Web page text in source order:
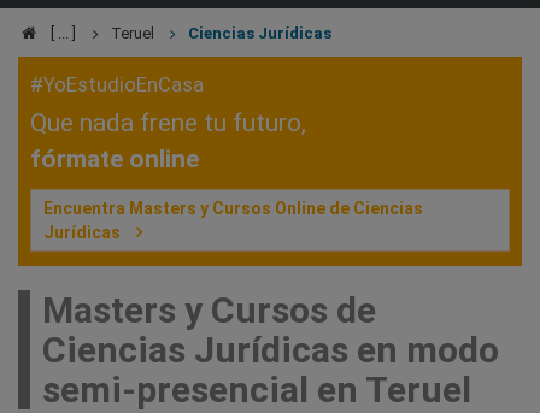
Teruel Ciencias Jurídicas
#YoEstudioEnCasa
Que nada frene tu futuro,
fórmate online
Encuentra Masters y Cursos Online de Ciencias
Jurídicas
Masters y Cursos de
Ciencias Jurídicas en modo
semi-presencial en Teruel